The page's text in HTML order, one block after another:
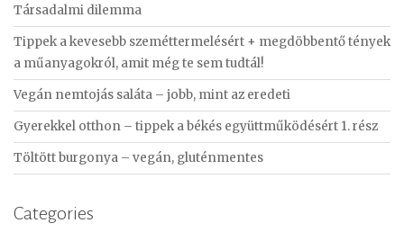
h
f
o
r
:
Társadalmi dilemma
Tippek a kevesebb szeméttermelésért + megdöbbentő tények
a műanyagokról, amit még te sem tudtál!
Vegán nemtojás saláta – jobb, mint az eredeti
Gyerekkel otthon – tippek a békés együttműködésért 1. rész
Töltött burgonya – vegán, gluténmentes
Categories